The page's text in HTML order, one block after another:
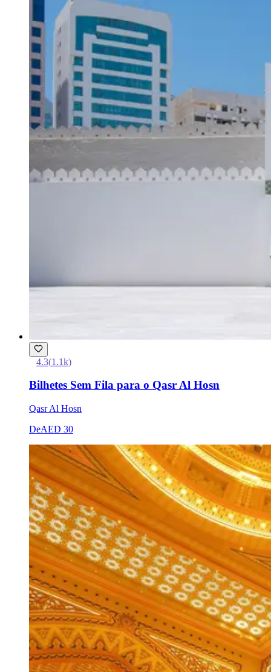
4.3(1.1k)
Bilhetes Sem Fila para o Qasr Al Hosn
Qasr Al Hosn
DeAED 30